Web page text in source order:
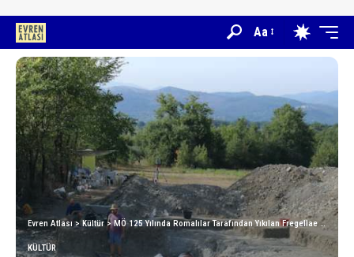
Aa
Evren Atlası >Kültür>MÖ 125 Yılında Romalılar Tarafından Yıkılan Fregellae Kentindeki En Eski Villa Arkeologlar Tarafından Ortaya Çıkarıldı
KÜLTÜR